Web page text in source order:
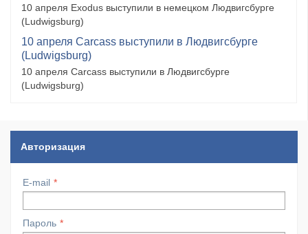
10 апреля Exodus выступили в немецком Людвигсбурге
(Ludwigsburg)
10 апреля Carcass выступили в Людвигсбурге
(Ludwigsburg)
10 апреля Carcass выступили в Людвигсбурге
(Ludwigsburg)
Авторизация
E-mail
Пароль